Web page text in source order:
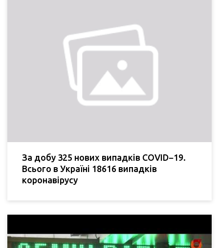
За добу 325 нових випадків COVID−19.
Всього в Україні 18616 випадків
коронавірусу